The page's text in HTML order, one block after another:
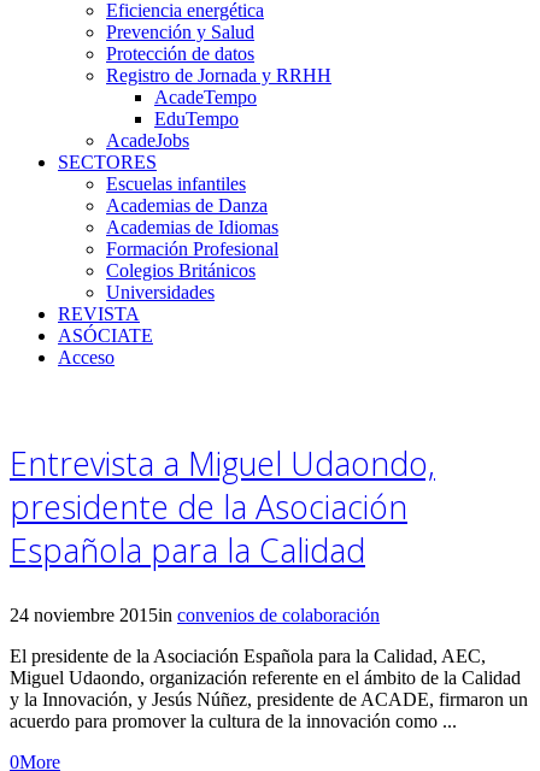
Eficiencia energética
Prevención y Salud
Protección de datos
Registro de Jornada y RRHH
AcadeTempo
EduTempo
AcadeJobs
SECTORES
Escuelas infantiles
Academias de Danza
Academias de Idiomas
Formación Profesional
Colegios Británicos
Universidades
REVISTA
ASÓCIATE
Acceso
Entrevista a Miguel Udaondo,
presidente de la Asociación
Española para la Calidad
24 noviembre 2015in convenios de colaboración
El presidente de la Asociación Española para la Calidad, AEC,
Miguel Udaondo, organización referente en el ámbito de la Calidad
y la Innovación, y Jesús Núñez, presidente de ACADE, firmaron un
acuerdo para promover la cultura de la innovación como ...
0More